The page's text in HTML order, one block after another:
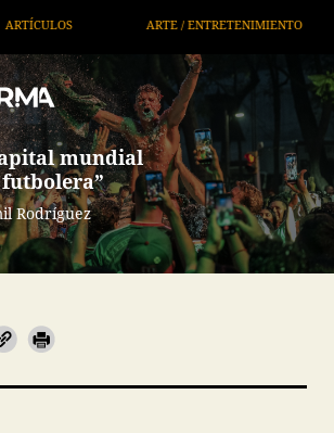
ARTE / ENTRETENIMIENTO
mundial
Rodríguez